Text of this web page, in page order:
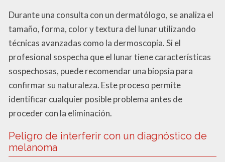
Durante una consulta con un dermatólogo, se analiza el
tamaño, forma, color y textura del lunar utilizando
técnicas avanzadas como la dermoscopia. Si el
profesional sospecha que el lunar tiene características
sospechosas, puede recomendar una biopsia para
confirmar su naturaleza. Este proceso permite
identificar cualquier posible problema antes de
proceder con la eliminación.
Peligro de interferir con un diagnóstico de
melanoma